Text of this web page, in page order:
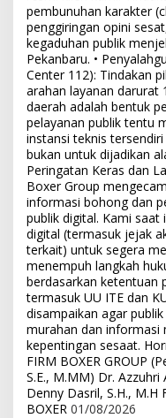
pembunuhan karakter
penggiringan opini
kegaduhan publik
Pekanbaru. •
Center 112): Tindakan
arahan layanan darurat
daerah adalah bentuk
pelayanan publik tentu
instansi teknis
bukan untuk dijadikan
Peringatan Keras dan
Boxer Group
informasi bohong dan
publik digital. Kami
digital (termasuk jejak
terkait) untuk segera
menempuh langkah
berdasarkan ketentuan
termasuk UU ITE dan
disampaikan agar
murahan dan informasi
kepentingan sesaat.
FIRM BOXER GROUP
S.E., M.MM) Dr. Azzuhri
Denny Dasril, S.H., M.H
BOXER 01/08/2026